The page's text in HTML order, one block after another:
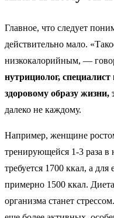
Главное, что следует
действительно мало.
низкокалорийным, —
нутрициолог,
здоровому образу жизни,
далеко не каждому.
Например, женщине
тренирующейся 1-3 раза в
требуется 1700 ккал, а
примерно 1500 ккал.
организма станет